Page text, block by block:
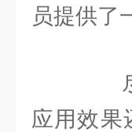
员提供了
尽
应用效果